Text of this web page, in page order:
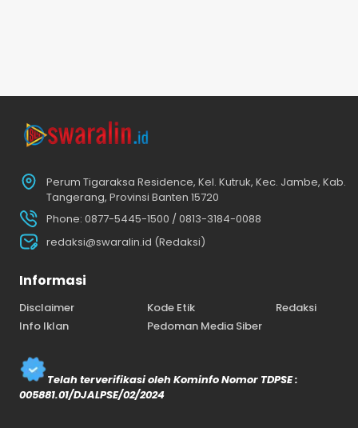
Perum Tigaraksa Residence, Kel. Kutruk, Kec. Jambe, Kab.
Tangerang, Provinsi Banten 15720
Phone: 0877-5445-1500 / 0813-3184-0088
redaksi@swaralin.id (Redaksi)
Informasi
Disclaimer Kode Etik
Redaksi
Info Iklan
Pedoman Media Siber
Telah terverifikasi oleh Kominfo Nomor TDPSE :
005881.01/DJALPSE/02/2024